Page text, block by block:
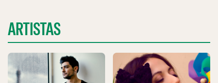
ARTISTAS